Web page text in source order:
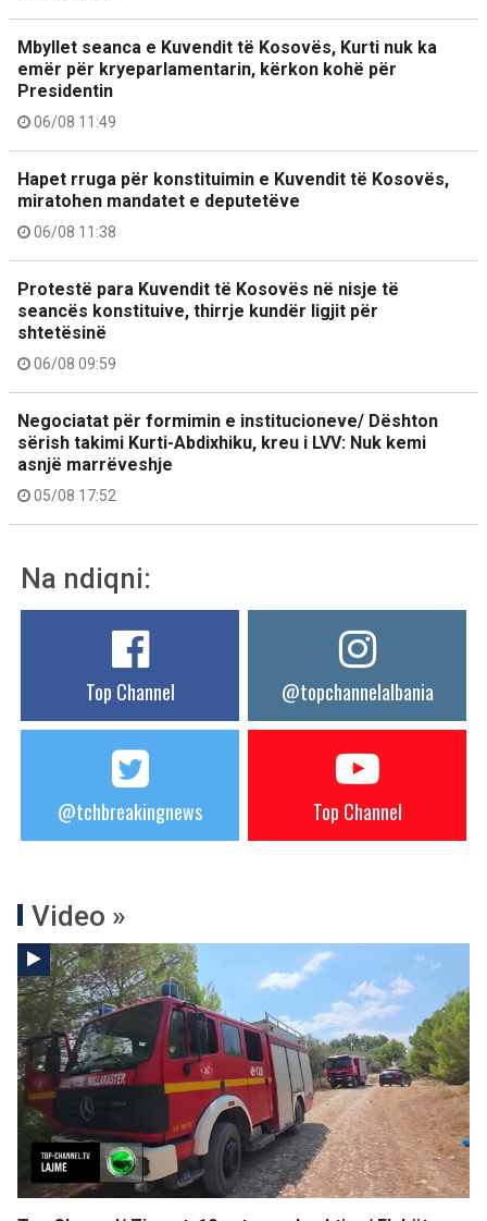
Mbyllet seanca e Kuvendit të Kosovës, Kurti nuk ka
emër për kryeparlamentarin, kërkon kohë për
Presidentin
06/08 11:49
Hapet rruga për konstituimin e Kuvendit të Kosovës,
miratohen mandatet e deputetëve
06/08 11:38
Protestë para Kuvendit të Kosovës në nisje të
seancës konstituive, thirrje kundër ligjit për
shtetësinë
06/08 09:59
Negociatat për formimin e institucioneve/ Dështon
sërish takimi Kurti-Abdixhiku, kreu i LVV: Nuk kemi
asnjë marrëveshje
05/08 17:52
Na ndiqni:
Top Channel @topchannelalbania
@tchbreakingnews Top Channel
Video »